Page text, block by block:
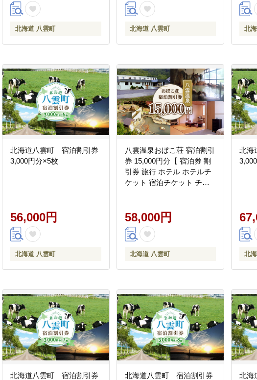
北海道 八雲町 北海道 八雲町 北
北海道八雲町 宿泊割引券
3,000円分×5枚
56,000円
北海道 八雲町
八雲温泉おぼこ荘 宿泊割引
券 15,000円分【 宿泊券 割
引券 旅行 ホテル ホテルチ
ケット 宿泊チケット チケ
58,000円
北海道 八雲町
北海
北
北海道八雲町 宿泊割引券
北海道八雲町 宿泊割引券
北海